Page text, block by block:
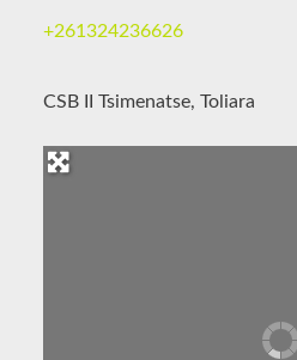
+261324236626
CSB II Tsimenatse, Toliara